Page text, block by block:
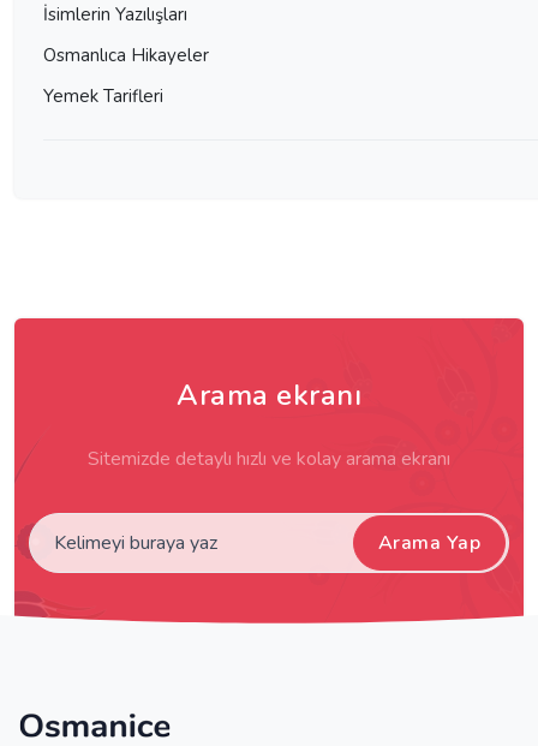
İsimlerin Yazılışları
Osmanlıca Hikayeler
Yemek Tarifleri
Arama ekranı
Sitemizde detaylı hızlı ve kolay arama ekranı
Arama Yap